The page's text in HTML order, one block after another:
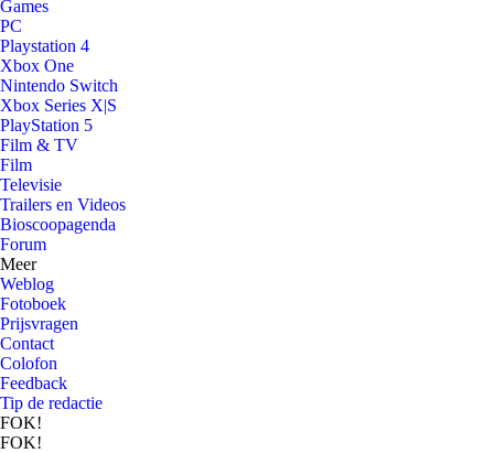
Games
PC
Playstation 4
Xbox One
Nintendo Switch
Xbox Series X|S
PlayStation 5
Film & TV
Film
Televisie
Trailers en Videos
Bioscoopagenda
Forum
Meer
Weblog
Fotoboek
Prijsvragen
Contact
Colofon
Feedback
Tip de redactie
FOK!
FOK!